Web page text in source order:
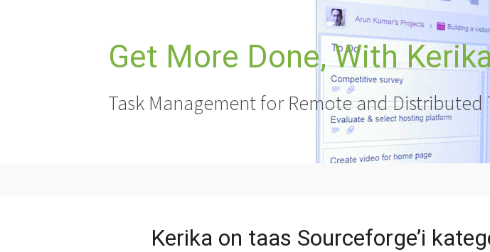
Get More Done, With
Task Management for Remote and Distributed
Kerika on taas Sourceforge’i